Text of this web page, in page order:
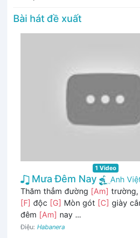
Bài hát đề xuất
1 Video
Mưa Đêm Nay
Anh
Thăm thẳm đường [Am]
[F] độc [G] Mòn gót [C] giày
đêm [Am] nay ...
Điệu: Habanera